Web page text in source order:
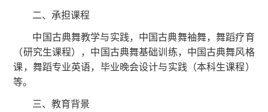
二、承担课程
中国古典舞教学与实践，中国古典舞袖舞，舞蹈疗育
（研究生课程），中国古典舞基础训练，中国古典舞风格
课，舞蹈专业英语，毕业晚会设计与实践（本科生课程）
等。
三、教育背景